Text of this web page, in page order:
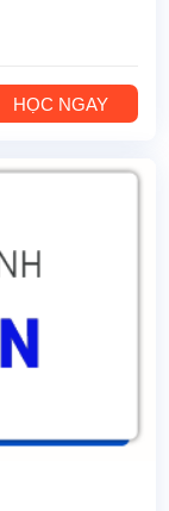
HỌC NGAY